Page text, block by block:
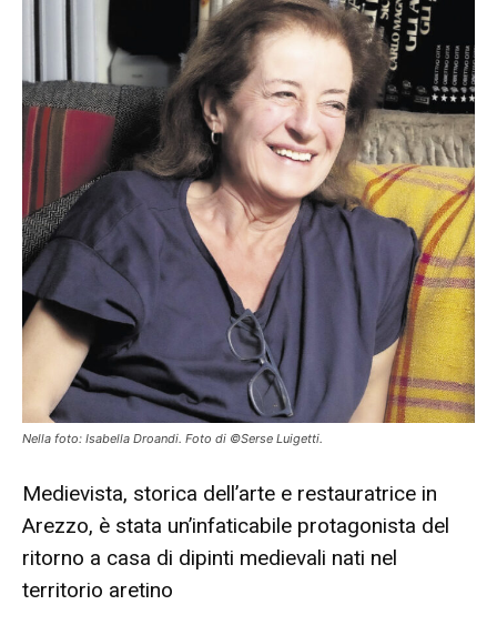
Nella foto: Isabella Droandi. Foto di ©Serse Luigetti.
Medievista, storica dell’arte e restauratrice in
Arezzo, è stata un’infaticabile protagonista del
ritorno a casa di dipinti medievali nati nel
territorio aretino